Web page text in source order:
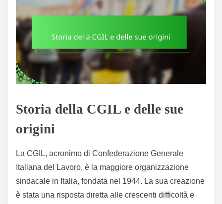
Storia della CGIL e delle sue
origini
La CGIL, acronimo di Confederazione Generale
Italiana del Lavoro, è la maggiore organizzazione
sindacale in Italia, fondata nel 1944. La sua creazione
è stata una risposta diretta alle crescenti difficoltà e